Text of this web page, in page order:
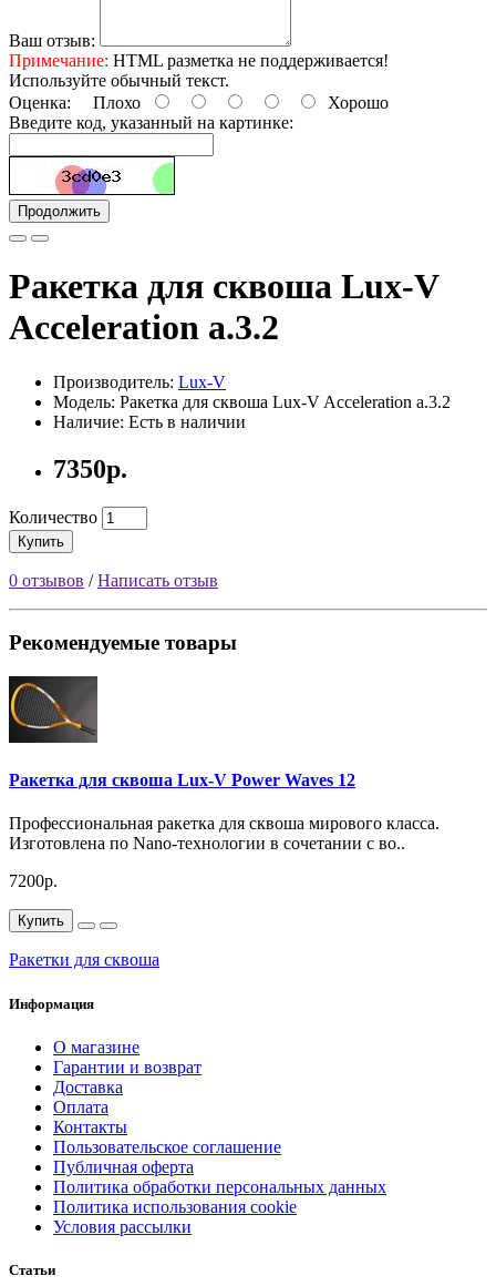
Ваш отзыв:
Примечание: HTML разметка не поддерживается!
Используйте обычный текст.
Оценка: Плохо
Хорошо
Введите код, указанный на картинке:
Продолжить
Ракетка для сквоша Lux-V
Acceleration a.3.2
Производитель: Lux-V
Модель: Ракетка для сквоша Lux-V Acceleration a.3.2
Наличие: Есть в наличии
7350р.
Количество
Купить
0 отзывов /Написать отзыв
Рекомендуемые товары
Ракетка для сквоша Lux-V Power Waves 12
Профессиональная ракетка для сквоша мирового класса.
Изготовлена по Nano-технологии в сочетании с во..
7200р.
Купить
Ракетки для сквоша
Информация
О магазине
Гарантии и возврат
Доставка
Оплата
Контакты
Пользовательское соглашение
Публичная оферта
Политика обработки персональных данных
Политика использования cookie
Условия рассылки
Статьи